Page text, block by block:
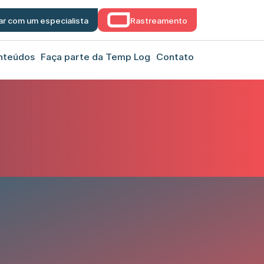
com um especialista Rastreamento
Faça parte da Temp Log Contato